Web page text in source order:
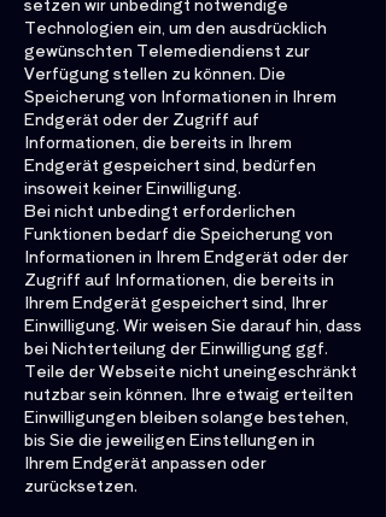
Technologien ein, um den ausdrücklich
gewünschten Telemediendienst zur
Verfügung stellen zu können. Die
Speicherung von Informationen in Ihrem
Endgerät oder der Zugriff auf
Informationen, die bereits in Ihrem
Endgerät gespeichert sind, bedürfen
insoweit keiner Einwilligung.
Bei nicht unbedingt erforderlichen
Funktionen bedarf die Speicherung von
Informationen in Ihrem Endgerät oder der
Zugriff auf Informationen, die bereits in
Ihrem Endgerät gespeichert sind, Ihrer
Einwilligung. Wir weisen Sie darauf hin, dass
bei Nichterteilung der Einwilligung ggf.
Teile der Webseite nicht uneingeschränkt
nutzbar sein können. Ihre etwaig erteilten
Einwilligungen bleiben solange bestehen,
bis Sie die jeweiligen Einstellungen in
Ihrem Endgerät anpassen oder
zurücksetzen.